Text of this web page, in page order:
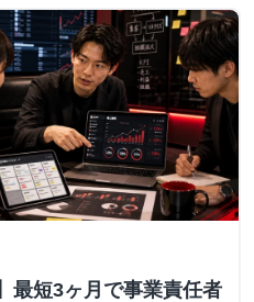
最短3ヶ月で事業責任者